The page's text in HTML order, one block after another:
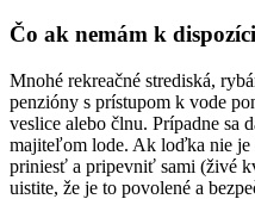
Čo ak nemám k
Mnohé rekreačné strediská,
penzióny s prístupom k vode
veslice alebo člnu. Prípadne sa
majiteľom lode. Ak loďka nie je
priniesť a pripevniť sami (živé
uistite, že je to povolené a